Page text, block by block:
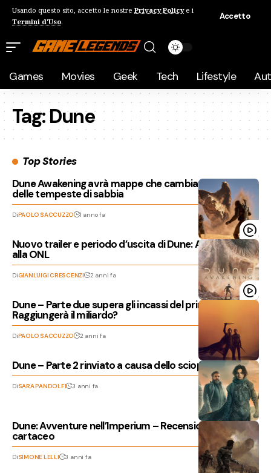
Usando questo sito, accetto le nostre Privacy Policye i
Termini d'Uso.
Accetto
Games Movies Geek Tech Lifestyle
Tag:Dune
Top Stories
Dune Awakening avrà mappe che cambiano a causa
delle tempeste di sabbia
DiPAOLO SACCUZZO 1 anno fa
Nuovo trailer e periodo d’uscita di Dune: Awakening
alla ONL
DiGIANLUIGI CRESCENZI 2 anni fa
Dune – Parte due supera gli incassi del primo film.
Raggiungerà il miliardo?
DiPAOLO SACCUZZO 2 anni fa
Dune – Parte 2 rinviato a causa dello sciopero
DiSARA PANDOLFI 3 anni fa
Dune: Avventure nell’Imperium – Recensione del GDR
cartaceo
DiSIMONE LELLI 3 anni fa